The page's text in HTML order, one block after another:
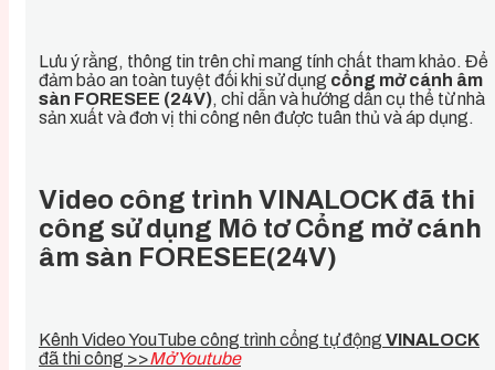
Lưu ý rằng, thông tin trên chỉ mang tính chất tham khảo. Để
đảm bảo an toàn tuyệt đối khi sử dụng cổng mở cánh âm
sàn FORESEE (24V), chỉ dẫn và hướng dẫn cụ thể từ nhà
sản xuất và đơn vị thi công nên được tuân thủ và áp dụng.
Video công trình VINALOCK đã thi
công sử dụng Mô tơ Cổng mở cánh
âm sàn FORESEE(24V)
Kênh Video YouTube công trình cổng tự động VINALOCK
đã thi công >>Mở Youtube